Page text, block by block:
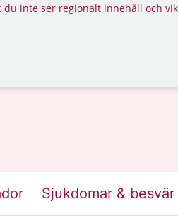
du inte ser regionalt innehåll och
Sjukdomar & besvär